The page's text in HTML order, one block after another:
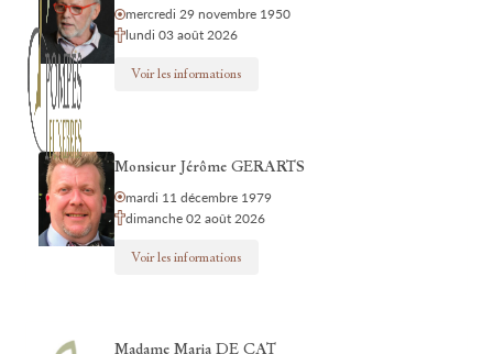
mercredi 29 novembre 1950
lundi 03 août 2026
Voir les informations
Monsieur Jérôme GERARTS
mardi 11 décembre 1979
dimanche 02 août 2026
Voir les informations
Madame Maria DE CAT